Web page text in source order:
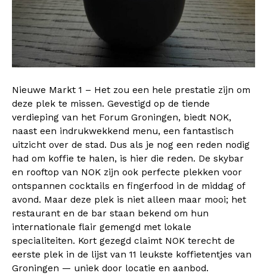
Nieuwe Markt 1 – Het zou een hele prestatie zijn om
deze plek te missen. Gevestigd op de tiende
verdieping van het Forum Groningen, biedt NOK,
naast een indrukwekkend menu, een fantastisch
uitzicht over de stad. Dus als je nog een reden nodig
had om koffie te halen, is hier die reden. De skybar
en rooftop van NOK zijn ook perfecte plekken voor
ontspannen cocktails en fingerfood in de middag of
avond. Maar deze plek is niet alleen maar mooi; het
restaurant en de bar staan bekend om hun
internationale flair gemengd met lokale
specialiteiten. Kort gezegd claimt NOK terecht de
eerste plek in de lijst van 11 leukste koffietentjes van
Groningen — uniek door locatie en aanbod.